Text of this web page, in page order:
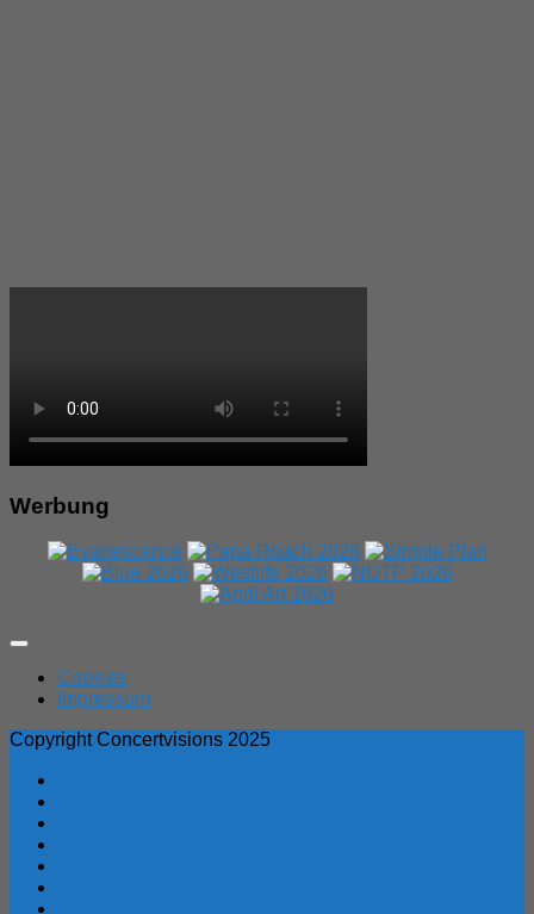
Werbung
Expand
Cookies
Impressum
Copyright Concertvisions 2025